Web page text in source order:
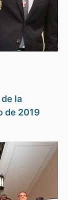
la
de 2019